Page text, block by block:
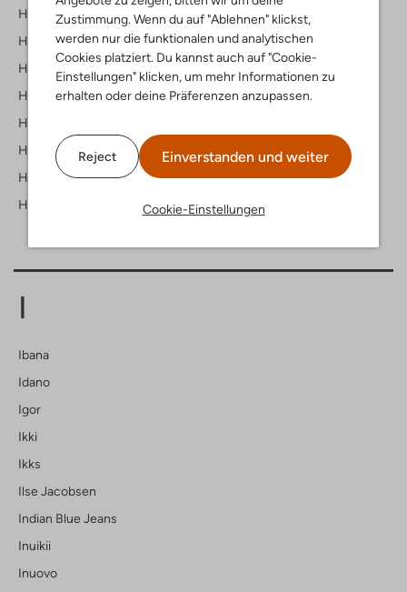
Zustimmung. Wenn du auf "Ablehnen" klickst,
werden nur die funktionalen und analytischen
Cookies platziert. Du kannst auch auf "Cookie-
Einstellungen" klicken, um mehr Informationen zu
erhalten oder deine Präferenzen anzupassen.
Reject Einverstanden und weiter
Cookie-Einstellungen
Homage
Hot Potatoes
Hound
Hub
Hugo
Hunkon
Hunter
Hvisk
I
Ibana
Idano
Igor
Ikki
Ikks
Ilse Jacobsen
Indian Blue Jeans
Inuikii
Inuovo